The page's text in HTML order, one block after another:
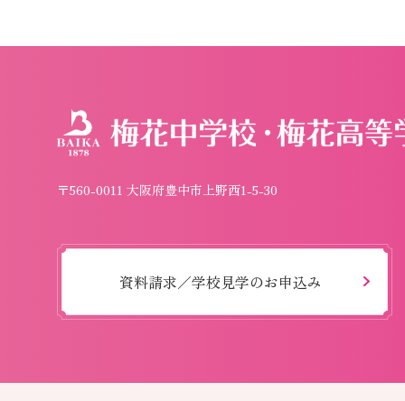
〒560-0011 大阪府豊中市上野西1-5-30
資料請求／学校見学のお申込み